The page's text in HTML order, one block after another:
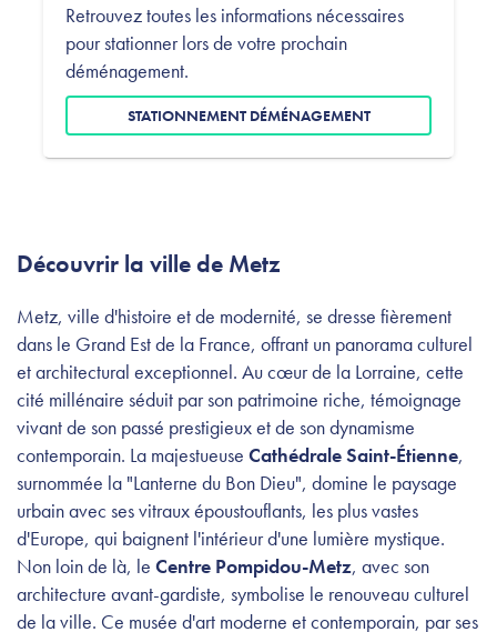
Retrouvez toutes les informations nécessaires
pour stationner lors de votre prochain
déménagement.
STATIONNEMENT DÉMÉNAGEMENT
Découvrir la ville de Metz
Metz, ville d'histoire et de modernité, se dresse fièrement
dans le Grand Est de la France, offrant un panorama culturel
et architectural exceptionnel. Au cœur de la Lorraine, cette
cité millénaire séduit par son patrimoine riche, témoignage
vivant de son passé prestigieux et de son dynamisme
contemporain. La majestueuse Cathédrale Saint-Étienne,
surnommée la "Lanterne du Bon Dieu", domine le paysage
urbain avec ses vitraux époustouflants, les plus vastes
d'Europe, qui baignent l'intérieur d'une lumière mystique.
Non loin de là, le Centre Pompidou-Metz, avec son
architecture avant-gardiste, symbolise le renouveau culturel
de la ville. Ce musée d'art moderne et contemporain, par ses